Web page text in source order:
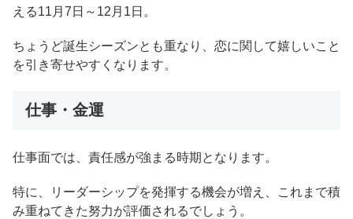
える11月7日～12月1日。
ちょうど誕生シーズンとも重なり、恋に関して嬉しいこと
を引き寄せやすくなります。
仕事・金運
仕事面では、責任感が強まる時期となります。
特に、リーダーシップを発揮する機会が増え、これまで積
み重ねてきた努力が評価されるでしょう。